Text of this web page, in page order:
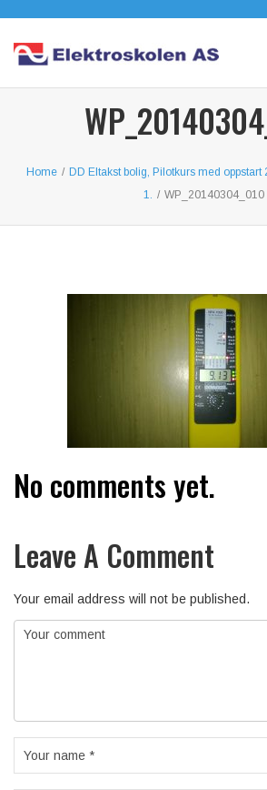
Home / DD Eltakst bolig, Pilotkurs med oppstart
1. / WP_20140304_010
No comments yet.
Leave A Comment
Your email address will not be published.